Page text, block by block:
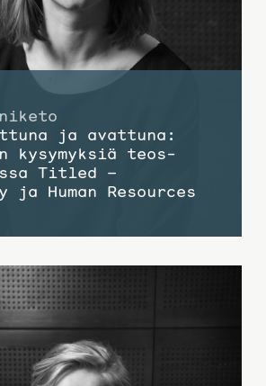
ja avattuna:
kysymyksiä teos­
Titled –
Human Resources